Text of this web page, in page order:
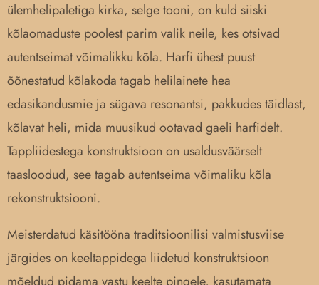
ülemhelipaletiga kirka, selge tooni, on kuld siiski
kõlaomaduste poolest parim valik neile, kes otsivad
autentseimat võimalikku kõla. Harfi ühest puust
õõnestatud kõlakoda tagab helilainete hea
edasikandusmie ja sügava resonantsi, pakkudes täidlast,
kõlavat heli, mida muusikud ootavad gaeli harfidelt.
Tappliidestega konstruktsioon on usaldusväärselt
taasloodud, see tagab autentseima võimaliku kõla
rekonstruktsiooni.
Meisterdatud käsitööna traditsioonilisi valmistusviise
järgides on keeltappidega liidetud konstruktsioon